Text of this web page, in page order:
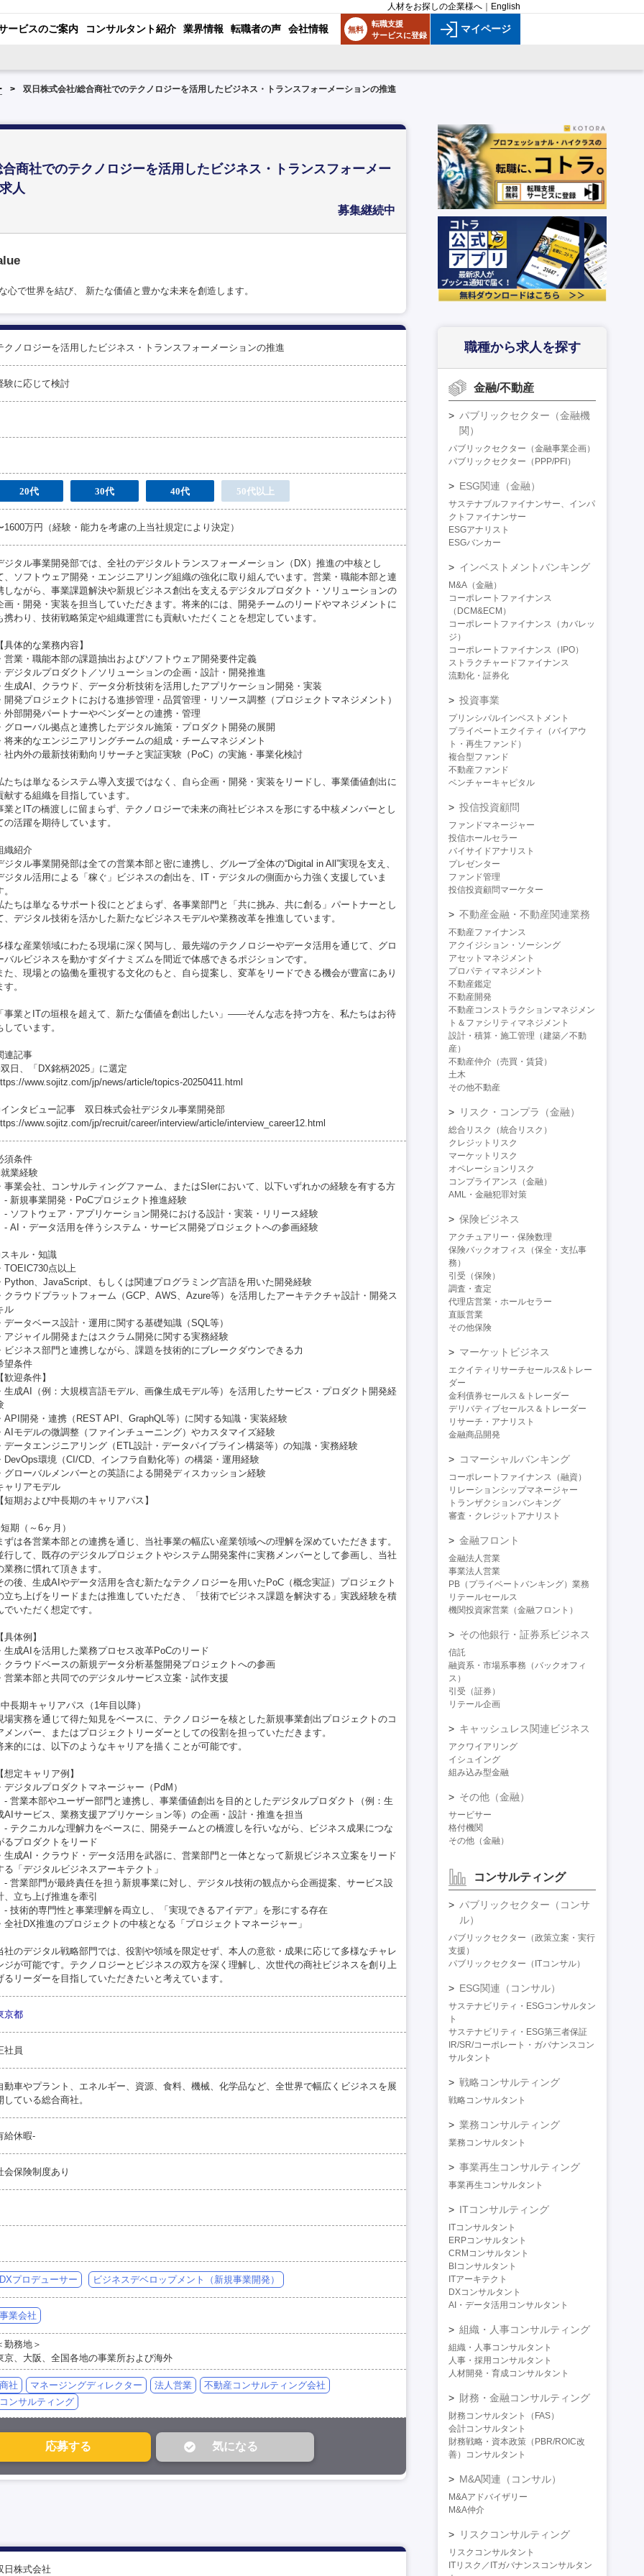
人材をお探しの企業様へ English
ービスのご案内 コンサルタント紹介 業界情報 転職者の声 会社情報 無料
転職支援
サービスに登録
マイページ
双日株式会社/総合商社でのテクノロジーを活用したビジネス・トランスフォーメーションの推進
商社でのテクノロジーを活用したビジネス・トランスフォーメー
人
募集継続中
心で世界を結び、 新たな価値と豊かな未来を創造します。
クノロジーを活用したビジネス・トランスフォーメーションの推進
験に応じて検討
20代 30代 40代 50代以上
1600万円（経験・能力を考慮の上当社規定により決定）
ジタル事業開発部では、全社のデジタルトランスフォーメーション（DX）推進の中核とし
、ソフトウェア開発・エンジニアリング組織の強化に取り組んでいます。営業・職能本部と連
しながら、事業課題解決や新規ビジネス創出を支えるデジタルプロダクト・ソリューションの
画・開発・実装を担当していただきます。将来的には、開発チームのリードやマネジメントに
携わり、技術戦略策定や組織運営にも貢献いただくことを想定しています。
具体的な業務内容】
営業・職能本部の課題抽出およびソフトウェア開発要件定義
デジタルプロダクト／ソリューションの企画・設計・開発推進
生成AI、クラウド、データ分析技術を活用したアプリケーション開発・実装
開発プロジェクトにおける進捗管理・品質管理・リソース調整（プロジェクトマネジメント）
外部開発パートナーやベンダーとの連携・管理
グローバル拠点と連携したデジタル施策・プロダクト開発の展開
将来的なエンジニアリングチームの組成・チームマネジメント
社内外の最新技術動向リサーチと実証実験（PoC）の実施・事業化検討
たちは単なるシステム導入支援ではなく、自ら企画・開発・実装をリードし、事業価値創出に
献する組織を目指しています。
業とITの橋渡しに留まらず、テクノロジーで未来の商社ビジネスを形にする中核メンバーとし
の活躍を期待しています。
織紹介
ジタル事業開発部は全ての営業本部と密に連携し、グループ全体の“Digital in All”実現を支え、
ジタル活用による「稼ぐ」ビジネスの創出を、IT・デジタルの側面から力強く支援していま
。
たちは単なるサポート役にとどまらず、各事業部門と「共に挑み、共に創る」パートナーとし
、デジタル技術を活かした新たなビジネスモデルや業務改革を推進しています。
様な産業領域にわたる現場に深く関与し、最先端のテクノロジーやデータ活用を通じて、グロ
バルビジネスを動かすダイナミズムを間近で体感できるポジションです。
た、現場との協働を重視する文化のもと、自ら提案し、変革をリードできる機会が豊富にあり
す。
事業とITの垣根を超えて、新たな価値を創出したい」――そんな志を持つ方を、私たちはお待
しています。
連記事
日、「DX銘柄2025」に選定
www.sojitz.com/jp/news/article/topics-20250411.html
ンタビュー記事 双日株式会社デジタル事業開発部
www.sojitz.com/jp/recruit/career/interview/article/interview_career12.html
須条件
業経験
事業会社、コンサルティングファーム、またはSIerにおいて、以下いずれかの経験を有する方
規事業開発・PoCプロジェクト推進経験
フトウェア・アプリケーション開発における設計・実装・リリース経験
・データ活用を伴うシステム・サービス開発プロジェクトへの参画経験
キル・知識
TOEIC730点以上
Python、JavaScript、もしくは関連プログラミング言語を用いた開発経験
クラウドプラットフォーム（GCP、AWS、Azure等）を活用したアーキテクチャ設計・開発ス
ル
データベース設計・運用に関する基礎知識（SQL等）
アジャイル開発またはスクラム開発に関する実務経験
ビジネス部門と連携しながら、課題を技術的にブレークダウンできる力
望条件
歓迎条件】
生成AI（例：大規模言語モデル、画像生成モデル等）を活用したサービス・プロダクト開発経
API開発・連携（REST API、GraphQL等）に関する知識・実装経験
AIモデルの微調整（ファインチューニング）やカスタマイズ経験
データエンジニアリング（ETL設計・データパイプライン構築等）の知識・実務経験
DevOps環境（CI/CD、インフラ自動化等）の構築・運用経験
グローバルメンバーとの英語による開発ディスカッション経験
ャリアモデル
短期および中長期のキャリアパス】
期（～6ヶ月）
ずは各営業本部との連携を通じ、当社事業の幅広い産業領域への理解を深めていただきます。
行して、既存のデジタルプロジェクトやシステム開発案件に実務メンバーとして参画し、当社
業務に慣れて頂きます。
の後、生成AIやデータ活用を含む新たなテクノロジーを用いたPoC（概念実証）プロジェクト
立ち上げをリードまたは推進していただき、「技術でビジネス課題を解決する」実践経験を積
でいただく想定です。
具体例】
生成AIを活用した業務プロセス改革PoCのリード
クラウドベースの新規データ分析基盤開発プロジェクトへの参画
営業本部と共同でのデジタルサービス立案・試作支援
長期キャリアパス（1年目以降）
場実務を通じて得た知見をベースに、テクノロジーを核とした新規事業創出プロジェクトのコ
メンバー、またはプロジェクトリーダーとしての役割を担っていただきます。
来的には、以下のようなキャリアを描くことが可能です。
想定キャリア例】
デジタルプロダクトマネージャー（PdM）
業本部やユーザー部門と連携し、事業価値創出を目的としたデジタルプロダクト（例：生
AIサービス、業務支援アプリケーション等）の企画・設計・推進を担当
クニカルな理解力をベースに、開発チームとの橋渡しを行いながら、ビジネス成果につな
るプロダクトをリード
生成AI・クラウド・データ活用を武器に、営業部門と一体となって新規ビジネス立案をリード
る「デジタルビジネスアーキテクト」
業部門が最終責任を担う新規事業に対し、デジタル技術の観点から企画提案、サービス設
、立ち上げ推進を牽引
術的専門性と事業理解を両立し、「実現できるアイデア」を形にする存在
全社DX推進のプロジェクトの中核となる「プロジェクトマネージャー」
社のデジタル戦略部門では、役割や領域を限定せず、本人の意欲・成果に応じて多様なチャレ
ジが可能です。テクノロジーとビジネスの双方を深く理解し、次世代の商社ビジネスを創り上
るリーダーを目指していただきたいと考えています。
京都
社員
動車やプラント、エネルギー、資源、食料、機械、化学品など、全世界で幅広くビジネスを展
している総合商社。
給休暇-
会保険制度あり
DXプロデューサー ビジネスデベロップメント（新規事業開発）
事業会社
勤務地＞
京、大阪、全国各地の事業所および海外
商社 マネージングディレクター 法人営業
不動産コンサルティング会社
コンサルティング
日株式会社
職種から求人を探す
金融/不動産
パブリックセクター（金融機
関）
パブリックセクター（金融事業企画）
パブリックセクター（PPP/PFI）
ESG関連（金融）
サステナブルファイナンサー、インパ
クトファイナンサー
ESGアナリスト
ESGバンカー
インベストメントバンキング
M&A（金融）
コーポレートファイナンス
（DCM&ECM）
コーポレートファイナンス（カバレッ
ジ）
コーポレートファイナンス（IPO）
ストラクチャードファイナンス
流動化・証券化
投資事業
プリンシパルインベストメント
プライベートエクイティ（バイアウ
ト・再生ファンド）
複合型ファンド
不動産ファンド
ベンチャーキャピタル
投信投資顧問
ファンドマネージャー
投信ホールセラー
バイサイドアナリスト
プレゼンター
ファンド管理
投信投資顧問マーケター
不動産金融・不動産関連業務
不動産ファイナンス
アクイジション・ソーシング
アセットマネジメント
プロパティマネジメント
不動産鑑定
不動産開発
不動産コンストラクションマネジメン
ト＆ファシリティマネジメント
設計・積算・施工管理（建築／不動
産）
不動産仲介（売買・賃貸）
土木
その他不動産
リスク・コンプラ（金融）
総合リスク（統合リスク）
クレジットリスク
マーケットリスク
オペレーションリスク
コンプライアンス（金融）
AML・金融犯罪対策
保険ビジネス
アクチュアリー・保険数理
保険バックオフィス（保全・支払事
務）
引受（保険）
調査・査定
代理店営業・ホールセラー
直販営業
その他保険
マーケットビジネス
エクイティリサーチセールス&トレー
ダー
金利債券セールス＆トレーダー
デリバティブセールス＆トレーダー
リサーチ・アナリスト
金融商品開発
コマーシャルバンキング
コーポレートファイナンス（融資）
リレーションシップマネージャー
トランザクションバンキング
審査・クレジットアナリスト
金融フロント
金融法人営業
事業法人営業
PB（プライベートバンキング）業務
リテールセールス
機関投資家営業（金融フロント）
その他銀行・証券系ビジネス
信託
融資系・市場系事務（バックオフィ
ス）
引受（証券）
リテール企画
キャッシュレス関連ビジネス
アクワイアリング
イシュイング
組み込み型金融
その他（金融）
サービサー
格付機関
その他（金融）
コンサルティング
パブリックセクター（コンサ
ル）
パブリックセクター（政策立案・実行
支援）
パブリックセクター（ITコンサル）
ESG関連（コンサル）
サステナビリティ・ESGコンサルタン
ト
サステナビリティ・ESG第三者保証
IR/SR/コーポレート・ガバナンスコン
サルタント
戦略コンサルティング
戦略コンサルタント
業務コンサルティング
業務コンサルタント
事業再生コンサルティング
事業再生コンサルタント
ITコンサルティング
ITコンサルタント
ERPコンサルタント
CRMコンサルタント
BIコンサルタント
ITアーキテクト
DXコンサルタント
AI・データ活用コンサルタント
組織・人事コンサルティング
組織・人事コンサルタント
人事・採用コンサルタント
人材開発・育成コンサルタント
財務・金融コンサルティング
財務コンサルタント（FAS）
会計コンサルタント
財務戦略・資本政策（PBR/ROIC改
善）コンサルタント
M&A関連（コンサル）
M&Aアドバイザリー
M&A仲介
リスクコンサルティング
リスクコンサルタント
ITリスク／ITガバナンスコンサルタン